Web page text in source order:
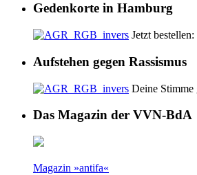
Gedenkorte in Hamburg
Jetzt
Aufstehen gegen Rassismus
Deine Stimme
Das Magazin der VVN-BdA
Magazin »antifa«